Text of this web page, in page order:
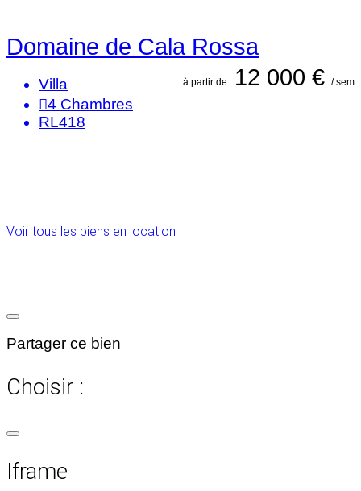
Domaine de Cala Rossa
à partir de : 12 000 € / sem
Villa
4 Chambres
RL418
Voir tous les biens en location
Partager ce bien
Choisir :
Iframe